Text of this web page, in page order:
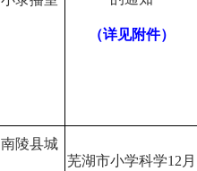
（详见附件）
南陵县城
芜湖市小学科学12月